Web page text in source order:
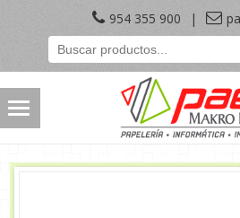
954 355 900 |